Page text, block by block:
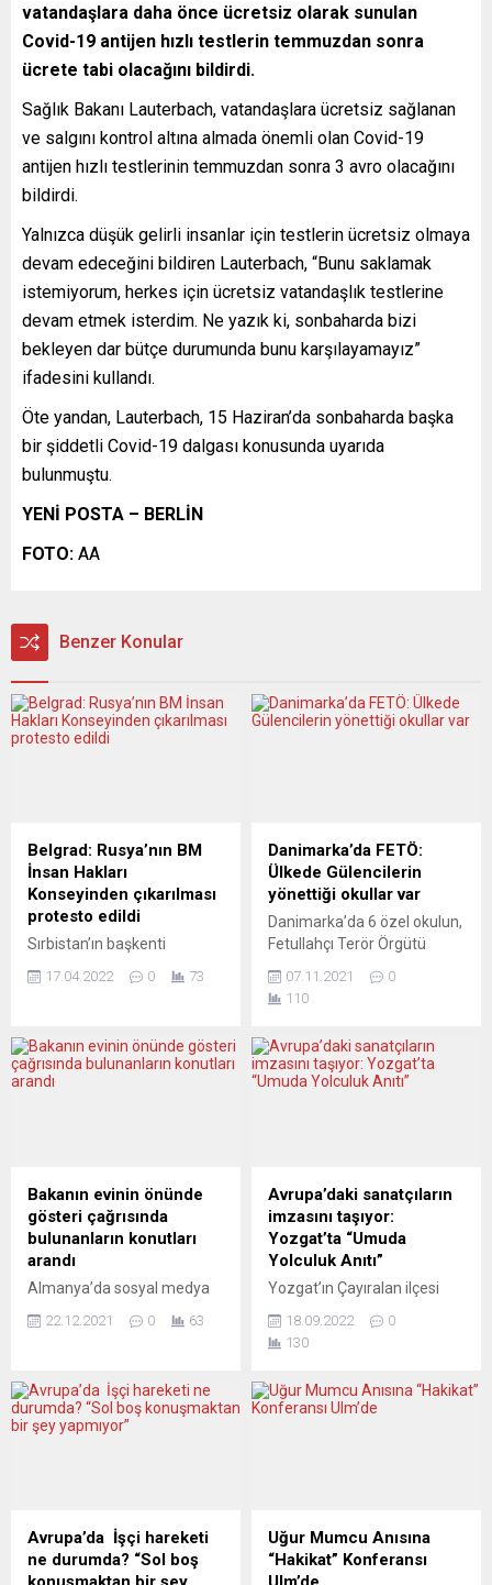
vatandaşlara daha önce ücretsiz olarak sunulan
Covid-19 antijen hızlı testlerin temmuzdan sonra
ücrete tabi olacağını bildirdi.
Sağlık Bakanı Lauterbach, vatandaşlara ücretsiz sağlanan
ve salgını kontrol altına almada önemli olan Covid-19
antijen hızlı testlerinin temmuzdan sonra 3 avro olacağını
bildirdi.
Yalnızca düşük gelirli insanlar için testlerin ücretsiz olmaya
devam edeceğini bildiren Lauterbach, “Bunu saklamak
istemiyorum, herkes için ücretsiz vatandaşlık testlerine
devam etmek isterdim. Ne yazık ki, sonbaharda bizi
bekleyen dar bütçe durumunda bunu karşılayamayız”
ifadesini kullandı.
Öte yandan, Lauterbach, 15 Haziran’da sonbaharda başka
bir şiddetli Covid-19 dalgası konusunda uyarıda
bulunmuştu.
YENİ POSTA – BERLİN
FOTO: AA
Benzer Konular
Belgrad: Rusya’nın BM
İnsan Hakları
Konseyinden çıkarılması
protesto edildi
Sırbistan’ın başkenti
Rusya’nın Birleşmiş Milletler
verdiği onay tepkiyle
karşılandı. Eylemciler,
verdiğini ve Sırbistan
hükümetinin Rusya’nın, BM
İnsan Hakları Konseyi’nden
çıkarılmasına onay
olduğunu dile getirdi.
BM’deki kararların...
17.04.2022 0 73
Danimarka’da FETÖ:
Ülkede Gülencilerin
yönettiği okullar var
Danimarka’da 6 özel okulun,
Fetullahçı Terör Örgütü
yönetildiği ileri sürüldü.
Danimarka’nın Berlingske
Fetullah Gülen’in, ülkede
kontrolünde bulundurduğu
gizemli şekilde yönetildiği
belirtilen haberde, ABD’de
FETÖ’ye bağlı charter
okullarının, ihaleye fesat
para...
07.11.2021
0
110
Bakanın evinin önünde
gösteri çağrısında
bulunanların konutları
arandı
Almanya’da sosyal medya
eyaletinin İçişleri Bakanı
yapma çağrısında bulunan
bir kişinin evi polis
kişinin bugün Bakan Maier’in
evinin önünde gösteri
düzenleme çağrısında
22.12.2021 0 63
Avrupa’daki sanatçıların
imzasını taşıyor:
Yozgat’ta “Umuda
Yolculuk Anıtı”
Yozgat’ın Çayıralan ilçesi
yurtdışına göç etmiş birinci
kuşak işçilerin anısı
değişik ülkelerinde yaşayan
Yozgat’ın Çayıralan ilçesi
Eski Hal Mevkii’nde açıldı.
Anıtın açılışında Çayıralan
18.09.2022
0
130
Avrupa’da İşçi hareketi
ne durumda? “Sol boş
Uğur Mumcu Anısına
“Hakikat” Konferansı